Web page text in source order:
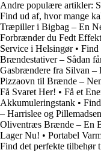
Andre populære artikler:
Find ud af, hvor mange
Træpiller i Bigbag – En
Forbrænder du Fedt
Service i Helsingør• Find
Brændestativer – Sådan
Gasbrændere fra Silvan –
Pizzaovn til Brænde –
Få Svaret Her! • Få et
Akkumuleringstank •
– Harrislee og Pillemadsen
Oliventræs Brænde – En
Lager Nu! • Portabel
Find det perfekte